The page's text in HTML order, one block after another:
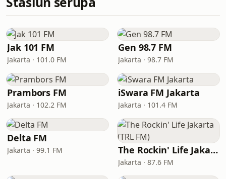
Jak 101 FM
Jakarta · 101.0 FM
Gen 98.7 FM
Jakarta · 98.7 FM
Prambors FM
Jakarta · 102.2 FM
iSwara FM Jakarta
Jakarta · 101.4 FM
Delta FM
Jakarta · 99.1 FM The Rockin' Life Jakarta (TRL FM)
Jakarta · 87.6 FM